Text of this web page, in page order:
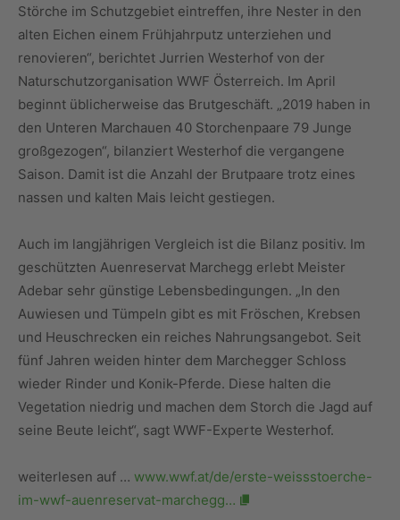
Störche im Schutzgebiet eintreffen, ihre Nester in den
alten Eichen einem Frühjahrputz unterziehen und
renovieren“, berichtet Jurrien Westerhof von der
Naturschutzorganisation WWF Österreich. Im April
beginnt üblicherweise das Brutgeschäft. „2019 haben in
den Unteren Marchauen 40 Storchenpaare 79 Junge
großgezogen“, bilanziert Westerhof die vergangene
Saison. Damit ist die Anzahl der Brutpaare trotz eines
nassen und kalten Mais leicht gestiegen.
Auch im langjährigen Vergleich ist die Bilanz positiv. Im
geschützten Auenreservat Marchegg erlebt Meister
Adebar sehr günstige Lebensbedingungen. „In den
Auwiesen und Tümpeln gibt es mit Fröschen, Krebsen
und Heuschrecken ein reiches Nahrungsangebot. Seit
fünf Jahren weiden hinter dem Marchegger Schloss
wieder Rinder und Konik-Pferde. Diese halten die
Vegetation niedrig und machen dem Storch die Jagd auf
seine Beute leicht“, sagt WWF-Experte Westerhof.
weiterlesen auf … www.wwf.at/de/erste-weissstoerche-
im-wwf-auenreservat-marchegg…